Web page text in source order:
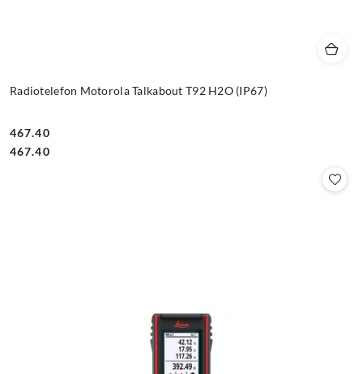
Radiotelefon Motorola Talkabout T92 H2O (IP67)
Cena:
467.40
Cena:
467.40